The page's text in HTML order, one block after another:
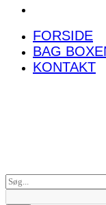
FORSIDE
BAG
KONTAKT